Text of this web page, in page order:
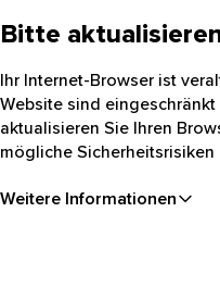
Bitte
Ihr Internet-Browser ist
Website sind
aktualisieren Sie Ihren
mögliche Sicherheitsrisiken
Weitere Informationen